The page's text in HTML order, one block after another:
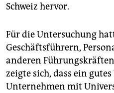
Schweiz hervor.
Für die Untersuchung
Geschäftsführern,
anderen
zeigte sich, dass ein
Unternehmen mit